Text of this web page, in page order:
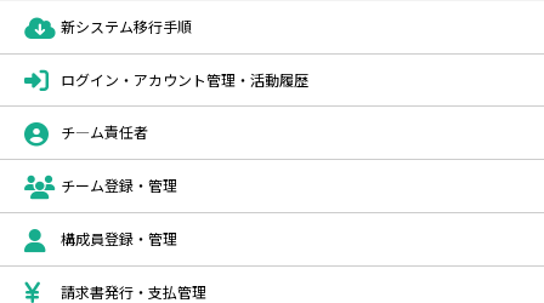
新システム移行手順
ログイン・アカウント管理・活動履歴
チ―ム責任者
チーム登録・管理
構成員登録・管理
請求書発行・支払管理